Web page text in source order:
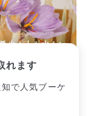
れます
で人気ブーケ
少！土も水もい